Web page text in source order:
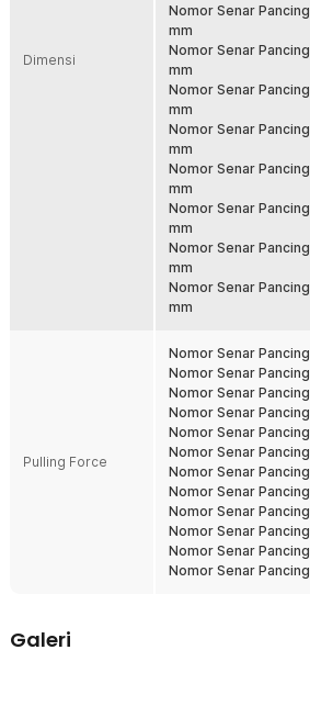
Panjang 300 M Lebih Hemat
Dengan panjang 300 M, Anda bisa mengisi
optimal atau membagi penggunaan fishing
reel. Lebih ekonomis dibanding membeli
berulang kali. Ideal untuk pemancing aktif.
Cocok untuk Air Tawar dan Air Laut
Material PE tahan digunakan di berbagai
untuk sungai, danau, tambak, hingga laut.
membutuhkan satu senar pancing
Banyak Pilihan Ukuran PE
Tersedia dari ukuran 0.105 mm hingga
Bisa dipilih untuk ikan kecil, predator air
besar. Tinggal sesuaikan dengan reel dan
Rincian yang Anda dapatkan untuk
1 x TaffSPORT Senar Pancing PE 4
Dimensi
Nomor Senar
mm
Nomor Senar
mm
Nomor Senar
mm
Nomor Senar
mm
Nomor Senar
mm
Nomor Senar
mm
Nomor Senar
mm
Nomor Senar
mm
Pulling Force
Nomor Senar
Nomor Senar
Nomor Senar
Nomor Senar
Nomor Senar
Nomor Senar
Nomor Senar
Nomor Senar
Nomor Senar
Nomor Senar
Nomor Senar
Nomor Senar
Galeri